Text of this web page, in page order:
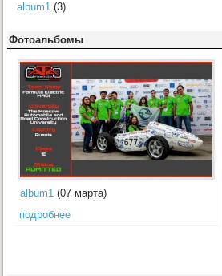
album1 (3)
Фотоальбомы
album1 (07 марта)
подробнее